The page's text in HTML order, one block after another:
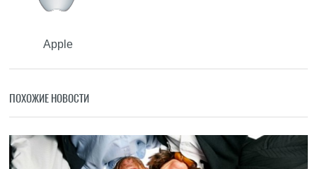
Apple
ПОХОЖИЕ НОВОСТИ